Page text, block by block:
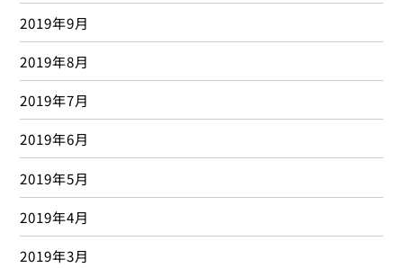
2019年9月
2019年8月
2019年7月
2019年6月
2019年5月
2019年4月
2019年3月